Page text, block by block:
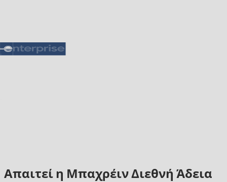
Απαιτεί η Μπαχρέιν Διεθνή Άδεια